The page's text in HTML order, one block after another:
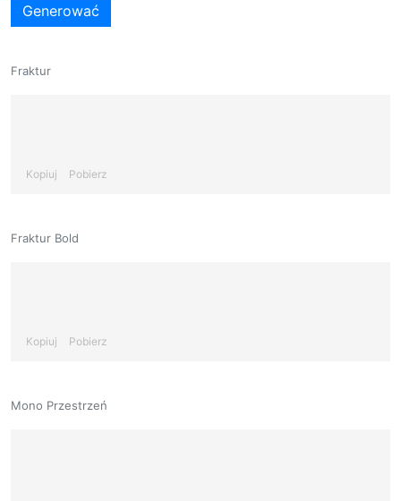
Generować
Fraktur
Kopiuj Pobierz
Fraktur Bold
Kopiuj Pobierz
Mono Przestrzeń